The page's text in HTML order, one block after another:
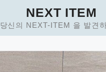
NEXT ITEM
당신의 NEXT-ITEM 을 발견